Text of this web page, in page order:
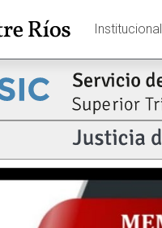
Institucional